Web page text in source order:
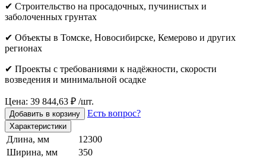
✔ Строительство на просадочных, пучинистых и
заболоченных грунтах
✔ Объекты в Томске, Новосибирске, Кемерово и других
регионах
✔ Проекты с требованиями к надёжности, скорости
возведения и минимальной осадке
Цена: 39 844,63 ₽ /шт.
Добавить в корзину Есть вопрос?
Характеристики
Длина, мм
12300
Ширина, мм
350